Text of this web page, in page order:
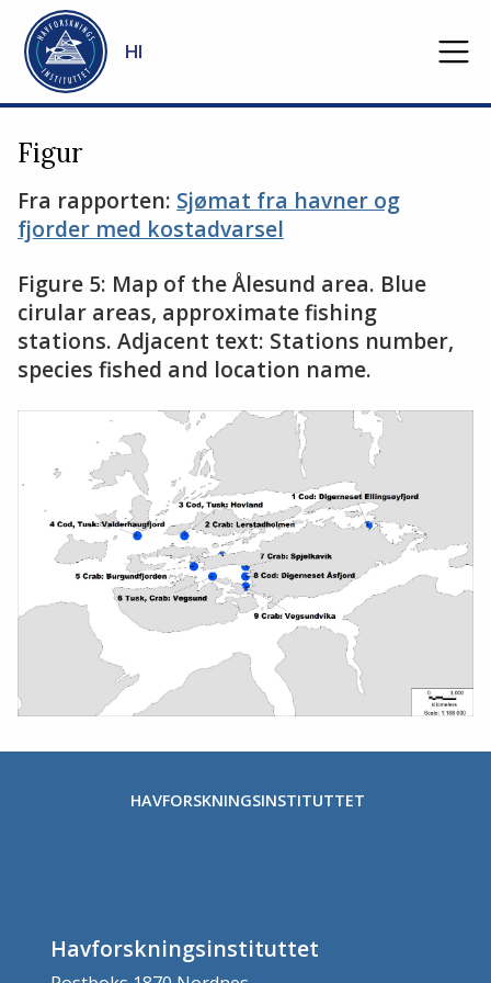
Gå til hovedinnhold
HI
Figur
Fra rapporten: Sjømat fra havner og
fjorder med kostadvarsel
Figure 5: Map of the Ålesund area. Blue
cirular areas, approximate fishing
stations. Adjacent text: Stations number,
species fished and location name.
HAVFORSKNINGSINSTITUTTET
Havforskningsinstituttet